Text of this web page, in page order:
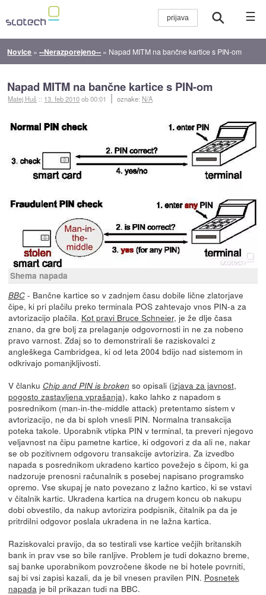
☰
Novice »--Nerazporejeno-- » Napad MITM na bančne kartice s PIN-om
Napad MITM na bančne kartice s PIN-om
Matej Huš :: 13. feb 2010ob 00:01 oznake: N/A
Shema napada
BBC- Bančne kartice so v zadnjem času dobile lične zlatorjave
čipe, ki pri plačilu preko terminala POS zahtevajo vnos PIN-a za
avtorizacijo plačila. Kot pravi Bruce Schneier, je že dlje časa
znano, da gre bolj za prelaganje odgovornosti in ne za nobeno
pravo varnost. Zdaj so to demonstrirali še raziskovalci z
angleškega Cambridgea, ki od leta 2004 bdijo nad sistemom in
odkrivajo pomanjkljivosti.
V članku Chip and PIN is broken so opisali (izjava za javnost,
pogosto zastavljena vprašanja), kako lahko z napadom s
posrednikom (man-in-the-middle attack) pretentamo sistem v
avtorizacijo, ne da bi sploh vnesli PIN. Normalna transakcija
poteka takole. Uporabnik vtipka PIN v terminal, ta preveri njegovo
veljavnost na čipu pametne kartice, ki odgovori z da ali ne, nakar
se ob pozitivnem odgovoru transakcije avtorizira. Za izvedbo
napada s posrednikom ukradeno kartico povežejo s čipom, ki ga
nadzoruje prenosni računalnik s posebej napisano programsko
opremo. Vse skupaj je nato povezano z lažno kartico, ki se vstavi
v čitalnik kartic. Ukradena kartica na drugem koncu ob nakupu
dobi obvestilo, da nakup avtorizira podpisnik, čitalnik pa da je
pritrdilni odgovor poslala ukradena in ne lažna kartica.
Raziskovalci pravijo, da so testirali vse kartice večjih britanskih
bank in prav vse so bile ranljive. Problem je tudi dokazno breme,
saj banke uporabnikom povzročene škode ne bi hotele povrniti,
saj bi vsi zapisi kazali, da je bil vnesen pravilen PIN. Posnetek
napada je bil prikazan tudi na BBC.